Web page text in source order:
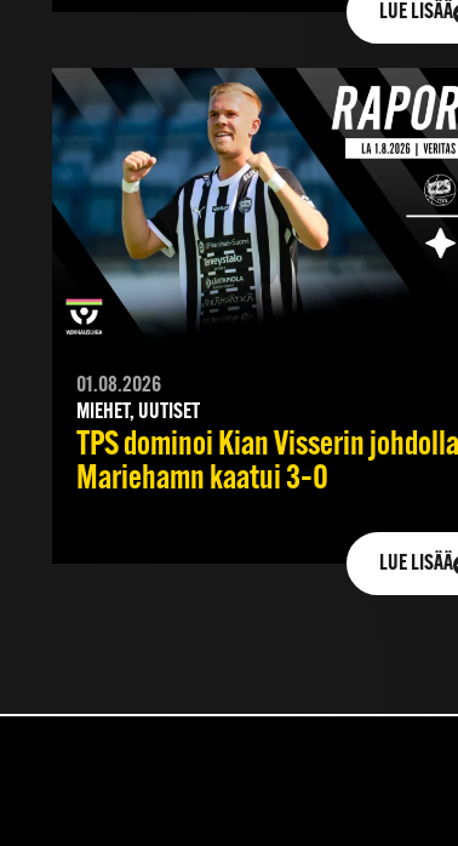
LUE LISÄÄ
01.08.2026
MIEHET, UUTISET
TPS dominoi Kian Visserin
Mariehamn kaatui 3–0
LUE LISÄÄ